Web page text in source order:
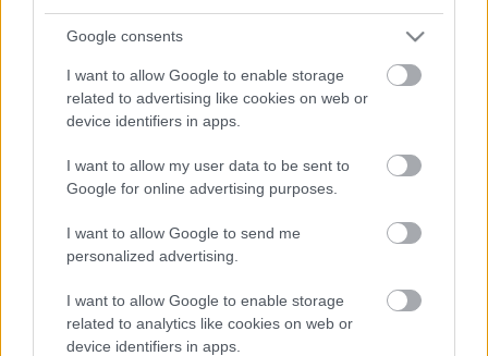
Google consents
I want to allow Google to enable storage
related to advertising like cookies on web or
device identifiers in apps.
I want to allow my user data to be sent to
Google for online advertising purposes.
I want to allow Google to send me
personalized advertising.
I want to allow Google to enable storage
related to analytics like cookies on web or
device identifiers in apps.
Címkék: tipp hack karácsony
beigli
Ajánlott bejegyzések:
Új-zélandi kalandok rengeteg fotóval,
egy kis maori konyhával és pitével